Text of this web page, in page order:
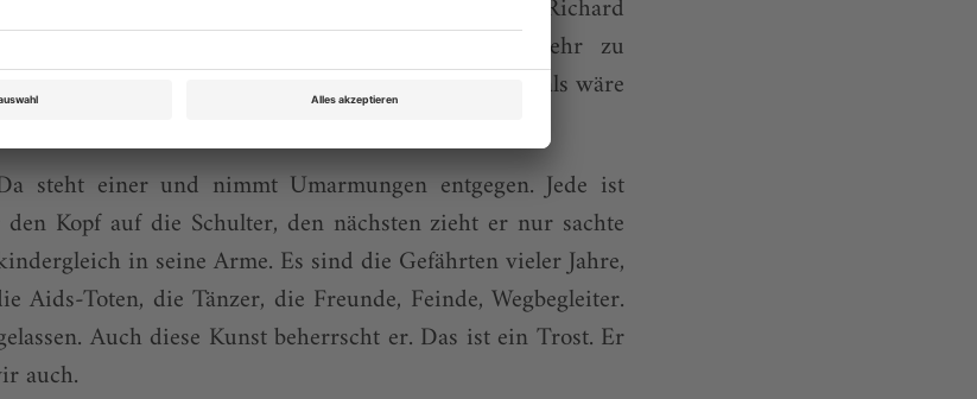
hereinwehen. Es gibt nichts, rein gar nichts mehr zu
zu verstecken. Cojocaru tanzt im Spitzenschuh, als wäre
frei, als wäre sie nackt.
steht einer und nimmt Umarmungen entgegen. Jede ist
Kopf auf die Schulter, den nächsten zieht er nur sachte
in seine Arme. Es sind die Gefährten vieler Jahre,
Aids-Toten, die Tänzer, die Freunde, Feinde, Wegbegleiter.
Auch diese Kunst beherrscht er. Das ist ein Trost. Er
auch.